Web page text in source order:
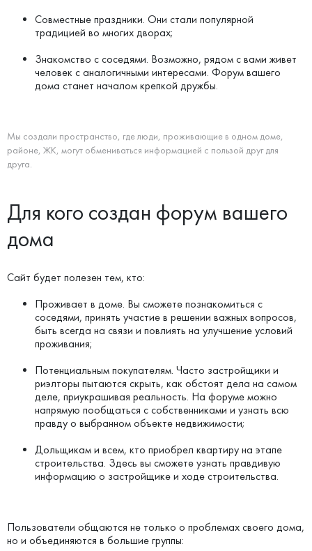
Совместные праздники. Они стали популярной
традицией во многих дворах;
Знакомство с соседями. Возможно, рядом с вами живет
человек с аналогичными интересами. Форум вашего
дома станет началом крепкой дружбы.
Мы создали пространство, где люди, проживающие в одном доме,
районе, ЖК, могут обмениваться информацией с пользой друг для
друга.
Для кого создан форум вашего
дома
Сайт будет полезен тем, кто:
Проживает в доме. Вы сможете познакомиться с
соседями, принять участие в решении важных вопросов,
быть всегда на связи и повлиять на улучшение условий
проживания;
Потенциальным покупателям. Часто застройщики и
риэлторы пытаются скрыть, как обстоят дела на самом
деле, приукрашивая реальность. На форуме можно
напрямую пообщаться с собственниками и узнать всю
правду о выбранном объекте недвижимости;
Дольщикам и всем, кто приобрел квартиру на этапе
строительства. Здесь вы сможете узнать правдивую
информацию о застройщике и ходе строительства.
Пользователи общаются не только о проблемах своего дома,
но и объединяются в большие группы: